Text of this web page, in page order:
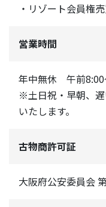
・リゾート会員権
営業時間
年中無休 午前8:00
※土日祝・早朝、
いたします。
古物商許可証
大阪府公安委員会